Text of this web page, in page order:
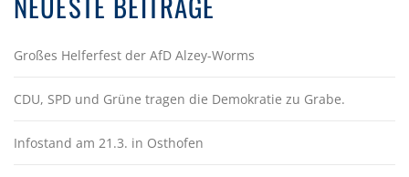
Großes Helferfest der AfD Alzey-Worms
CDU, SPD und Grüne tragen die Demokratie zu Grabe.
Infostand am 21.3. in Osthofen